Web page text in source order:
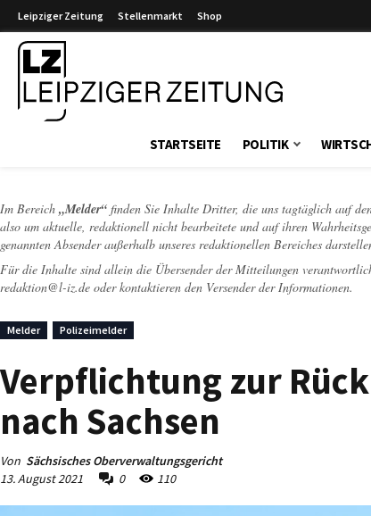
Leipziger Zeitung Stellenmarkt Shop
STARTSEITE POLITIK
Im Bereich „Melder“ finden Sie Inhalte Dritter, die uns tagtäglich auf
also um aktuelle, redaktionell nicht bearbeitete und auf ihren
genannten Absender außerhalb unseres redaktionellen Bereiches
Für die Inhalte sind allein die Übersender der Mitteilungen
redaktion@l-iz.de oder kontaktieren den Versender der Informationen.
Melder Polizeimelder
Verpflichtung zur
nach Sachsen
Von Sächsisches Oberverwaltungsgericht
13. August 2021
0 110